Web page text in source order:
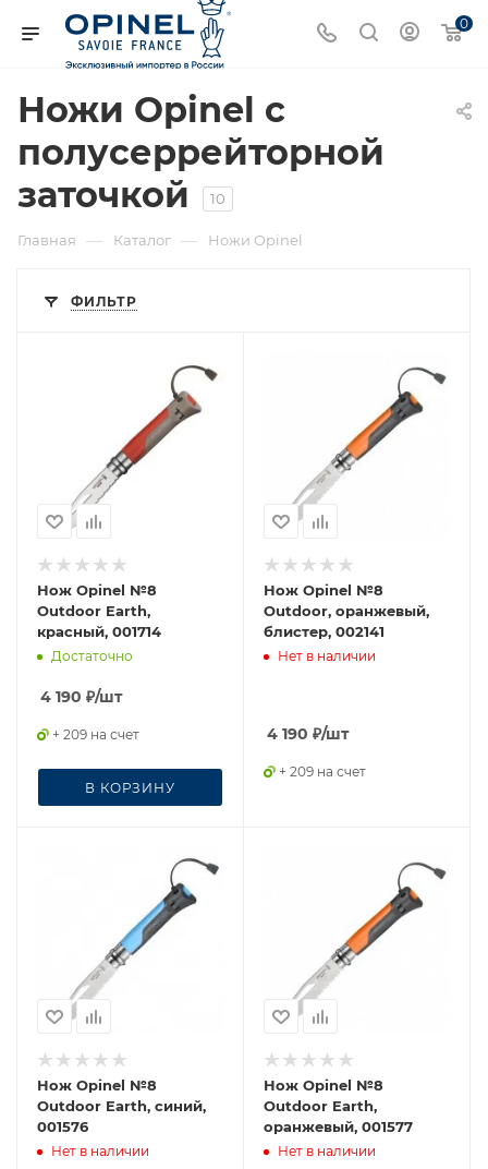
0
Ножи Opinel с
полусеррейторной
заточкой
10
Главная — Каталог — Ножи Opinel
ФИЛЬТР
Нож Opinel №8
Outdoor Earth,
красный, 001714
Достаточно
4 190 ₽/шт
+ 209 на счет
В КОРЗИНУ
Нож Opinel №8
Outdoor, оранжевый,
блистер, 002141
Нет в наличии
4 190 ₽/шт
+ 209 на счет
Нож Opinel №8
Outdoor Earth, синий,
001576
Нет в наличии
Нож Opinel №8
Outdoor Earth,
оранжевый, 001577
Нет в наличии